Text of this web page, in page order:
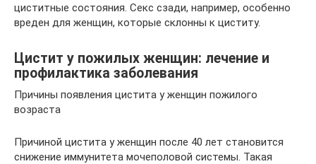
циститные состояния. Секс сзади, например, особенно
вреден для женщин, которые склонны к циститу.
Цистит у пожилых женщин: лечение и
профилактика заболевания
Причины появления цистита у женщин пожилого
возраста
Причиной цистита у женщин после 40 лет становится
снижение иммунитета мочеполовой системы. Такая